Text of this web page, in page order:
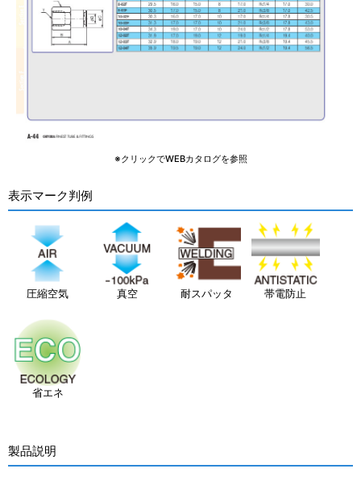
※クリックでWEBカタログを参照
表示マーク判例
圧縮空気 真空 耐スパッタ 帯電防止
省エネ
製品説明